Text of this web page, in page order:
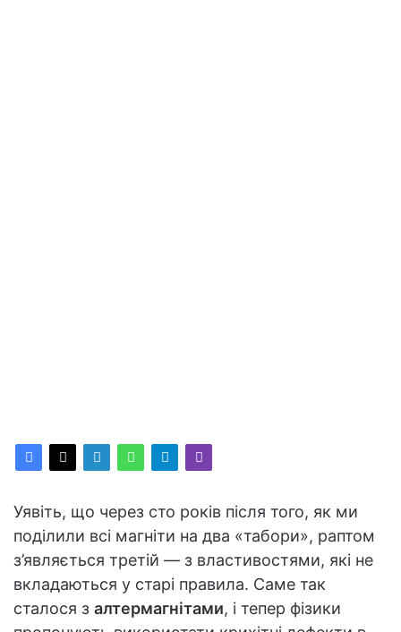
Уявіть, що через сто років після того, як ми
поділили всі магніти на два «табори», раптом
з’являється третій — з властивостями, які не
вкладаються у старі правила. Саме так
сталося з алтермагнітами, і тепер фізики